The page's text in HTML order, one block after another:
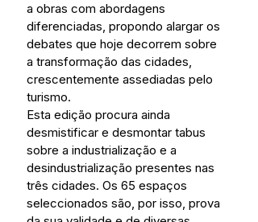
a obras com abordagens
diferenciadas, propondo alargar os
debates que hoje decorrem sobre
a transformação das cidades,
crescentemente assediadas pelo
turismo.
Esta edição procura ainda
desmistificar e desmontar tabus
sobre a industrialização e a
desindustrialização presentes nas
três cidades. Os 65 espaços
seleccionados são, por isso, prova